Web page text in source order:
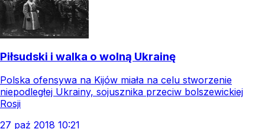
Piłsudski i walka o wolną Ukrainę
Polska ofensywa na Kijów miała na celu stworzenie
niepodległej Ukrainy, sojusznika przeciw bolszewickiej
Rosji
27 paź 2018 10:21